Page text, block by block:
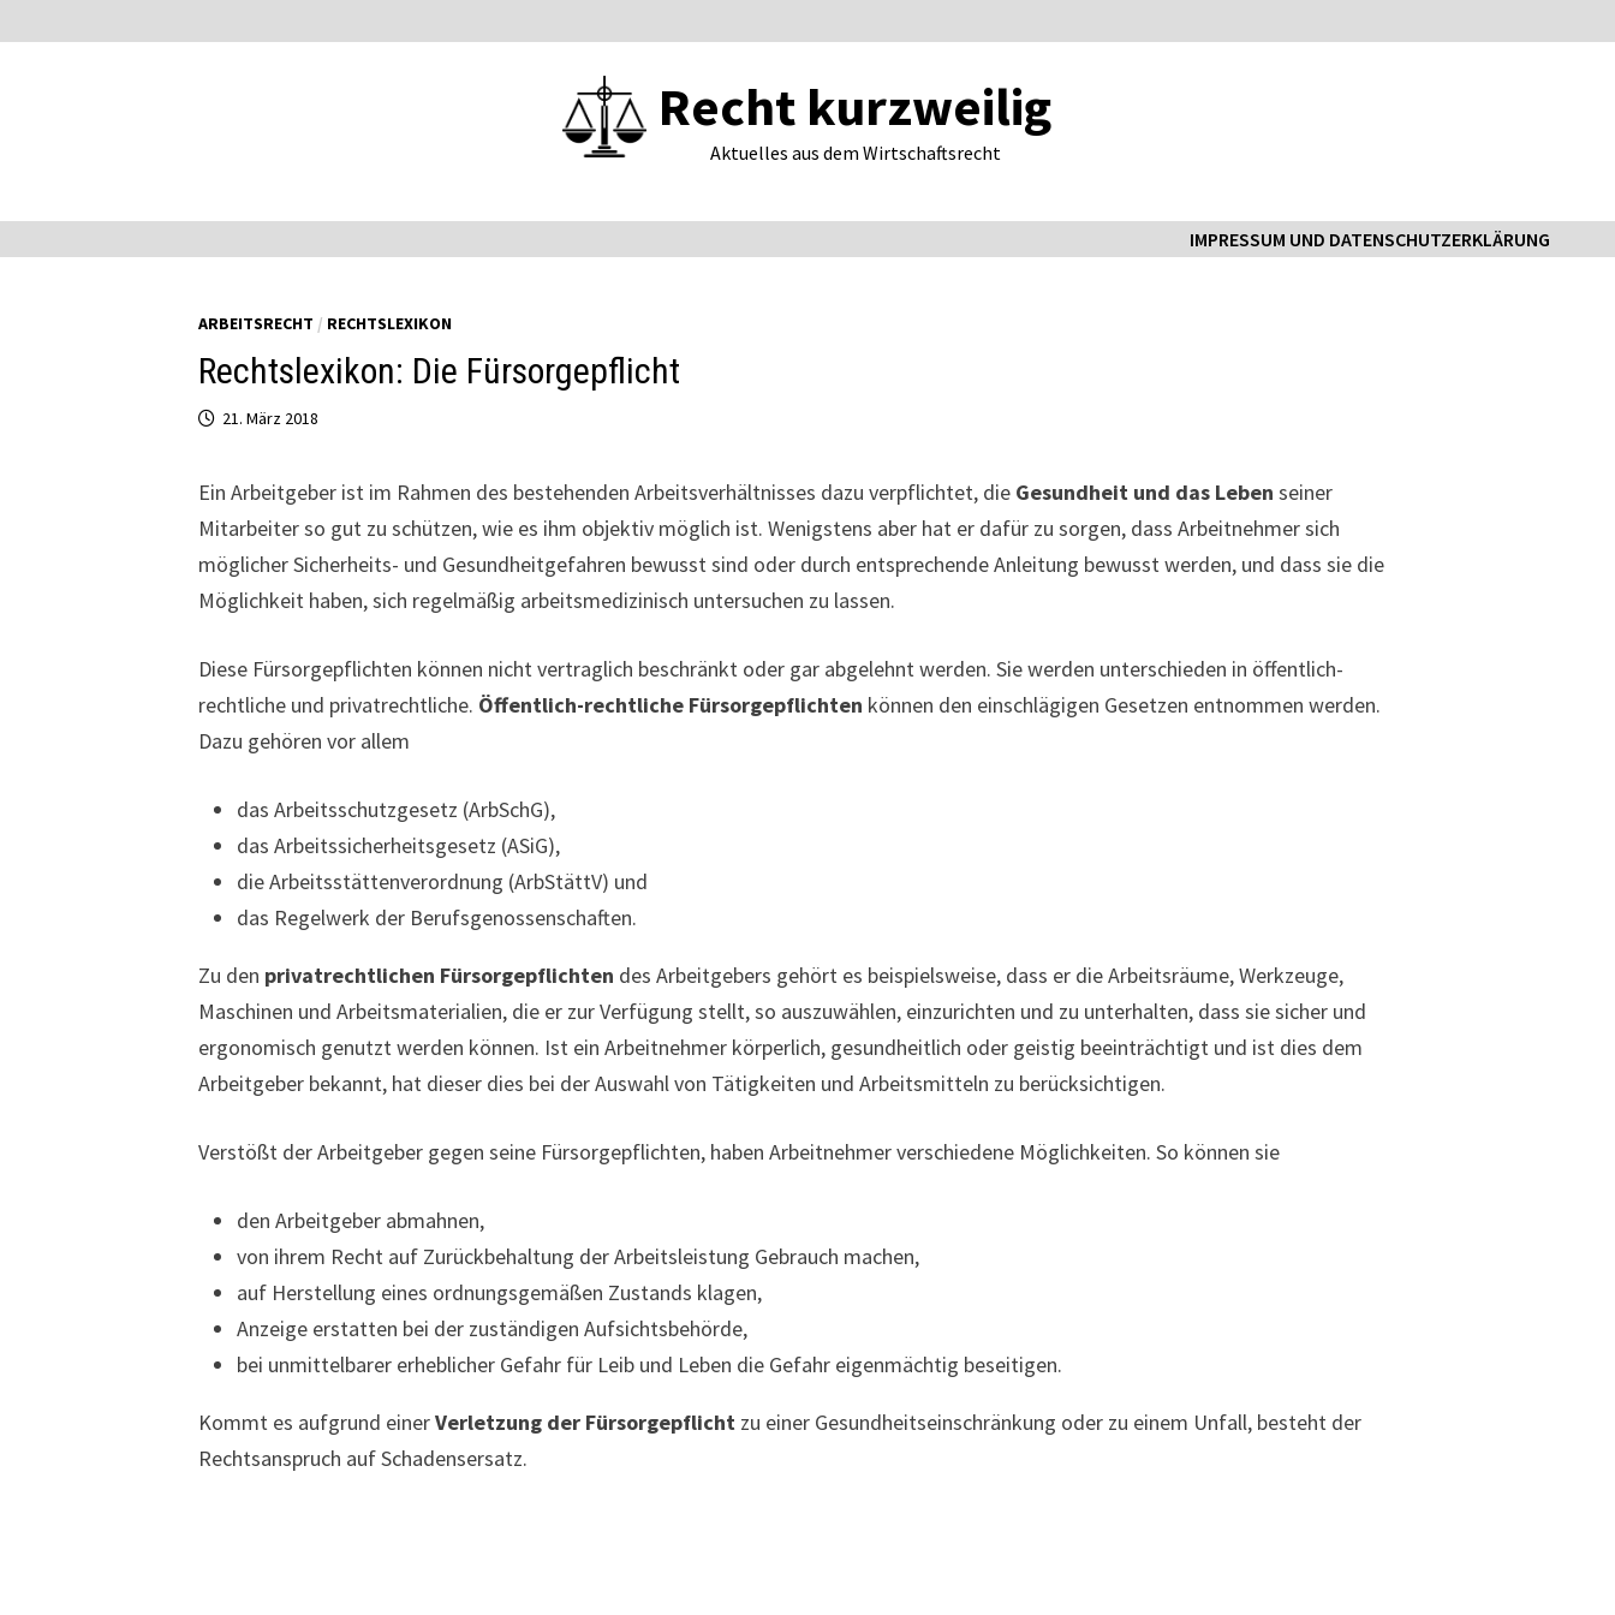
Inhalt
Recht kurzweilig
Aktuelles aus dem Wirtschaftsrecht
IMPRESSUM UND DATENSCHUTZERKLÄRUNG
ARBEITSRECHT / RECHTSLEXIKON
Rechtslexikon: Die Fürsorgepflicht
21. März 2018
Ein Arbeitgeber ist im Rahmen des bestehenden Arbeitsverhältnisses dazu verpflichtet, die Gesundheit und das Leben seiner
Mitarbeiter so gut zu schützen, wie es ihm objektiv möglich ist. Wenigstens aber hat er dafür zu sorgen, dass Arbeitnehmer sich
möglicher Sicherheits- und Gesundheitgefahren bewusst sind oder durch entsprechende Anleitung bewusst werden, und dass sie die
Möglichkeit haben, sich regelmäßig arbeitsmedizinisch untersuchen zu lassen.
Diese Fürsorgepflichten können nicht vertraglich beschränkt oder gar abgelehnt werden. Sie werden unterschieden in öffentlich-
rechtliche und privatrechtliche. Öffentlich-rechtliche Fürsorgepflichten können den einschlägigen Gesetzen entnommen werden.
Dazu gehören vor allem
das Arbeitsschutzgesetz (ArbSchG),
das Arbeitssicherheitsgesetz (ASiG),
die Arbeitsstättenverordnung (ArbStättV) und
das Regelwerk der Berufsgenossenschaften.
Zu den privatrechtlichen Fürsorgepflichten des Arbeitgebers gehört es beispielsweise, dass er die Arbeitsräume, Werkzeuge,
Maschinen und Arbeitsmaterialien, die er zur Verfügung stellt, so auszuwählen, einzurichten und zu unterhalten, dass sie sicher und
ergonomisch genutzt werden können. Ist ein Arbeitnehmer körperlich, gesundheitlich oder geistig beeinträchtigt und ist dies dem
Arbeitgeber bekannt, hat dieser dies bei der Auswahl von Tätigkeiten und Arbeitsmitteln zu berücksichtigen.
Verstößt der Arbeitgeber gegen seine Fürsorgepflichten, haben Arbeitnehmer verschiedene Möglichkeiten. So können sie
den Arbeitgeber abmahnen,
von ihrem Recht auf Zurückbehaltung der Arbeitsleistung Gebrauch machen,
auf Herstellung eines ordnungsgemäßen Zustands klagen,
Anzeige erstatten bei der zuständigen Aufsichtsbehörde,
bei unmittelbarer erheblicher Gefahr für Leib und Leben die Gefahr eigenmächtig beseitigen.
Kommt es aufgrund einerVerletzung der Fürsorgepflicht zu einer Gesundheitseinschränkung oder zu einem Unfall, besteht der
Rechtsanspruch auf Schadensersatz.